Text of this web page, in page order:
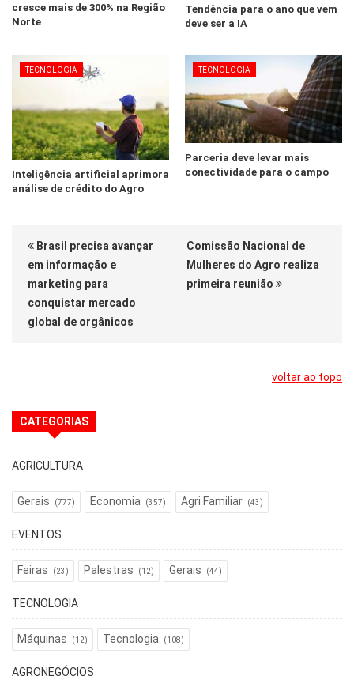
cresce mais de 300% na Região
Norte
Tendência para o ano que vem
deve ser a IA
TECNOLOGIA
Inteligência artificial aprimora
análise de crédito do Agro
TECNOLOGIA
Parceria deve levar mais
conectividade para o campo
Brasil precisa avançar
em informação e
marketing para
conquistar mercado
global de orgânicos
Comissão Nacional de
Mulheres do Agro realiza
primeira reunião
voltar ao topo
CATEGORIAS
AGRICULTURA
Gerais (777) Economia (357) Agri Familiar (43)
EVENTOS
Feiras (23) Palestras (12) Gerais (44)
TECNOLOGIA
Máquinas (12) Tecnologia (108)
AGRONEGÓCIOS